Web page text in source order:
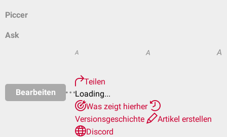
Piccer
Ask
Bearbeiten
A A A
Teilen
Loading...
Was zeigt hierher
Versionsgeschichte
Artikel erstellen
Discord